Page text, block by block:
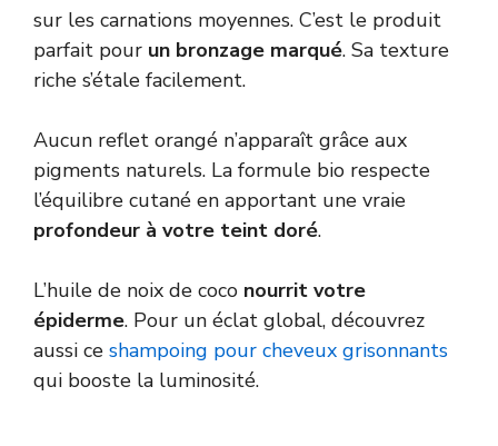
sur les carnations moyennes. C’est le produit
parfait pour un bronzage marqué. Sa texture
riche s’étale facilement.
Aucun reflet orangé n’apparaît grâce aux
pigments naturels. La formule bio respecte
l’équilibre cutané en apportant une vraie
profondeur à votre teint doré.
L’huile de noix de coco nourrit votre
épiderme. Pour un éclat global, découvrez
aussi ce shampoing pour cheveux grisonnants
qui booste la luminosité.